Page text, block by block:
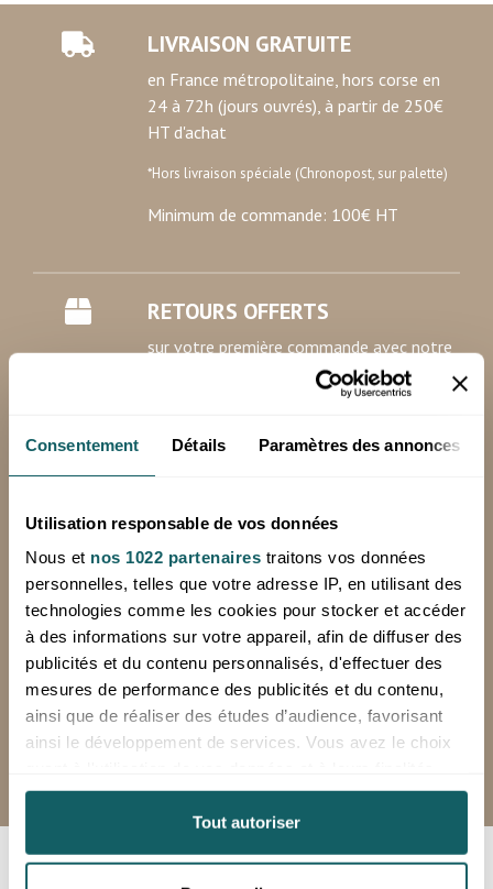
Consentement Détails Paramètres des annonces
Utilisation responsable de vos données
Nous et nos 1022 partenaires traitons vos données
personnelles, telles que votre adresse IP, en utilisant des
technologies comme les cookies pour stocker et accéder
à des informations sur votre appareil, afin de diffuser des
publicités et du contenu personnalisés, d'effectuer des
mesures de performance des publicités et du contenu,
ainsi que de réaliser des études d’audience, favorisant
ainsi le développement de services. Vous avez le choix
Vous pouvez modifier ou retirer votre consentement à
tout moment en consultant la Déclaration relative aux
cookies ou en cliquant sur l'icône de confidentialité.
Tout autoriser
LIVRAISON GRATUITE
en France métropolitaine, hors corse en
24 à 72h (jours ouvrés), à partir de 250€
HT d'achat
*Hors livraison spéciale (Chronopost, sur palette)
Minimum de commande: 100€ HT
RETOURS OFFERTS
sur votre première commande avec notre
étiquette de retour prépayée
PAIEMENT SECURISE
avec SystemPay, la solution de la Banque
Populaire
03 29 08 53 47
du lundi au vendredi de 8h à 12h et de
13h à 16h
Dépôt ouvert uniquement sur rendez-